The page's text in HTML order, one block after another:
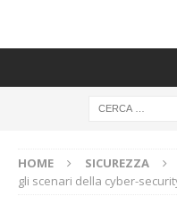
HOME SICUREZZA
gli scenari della cyber-